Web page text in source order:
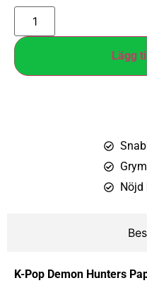
Lägg
Nöjd
K-Pop Demon Hunters